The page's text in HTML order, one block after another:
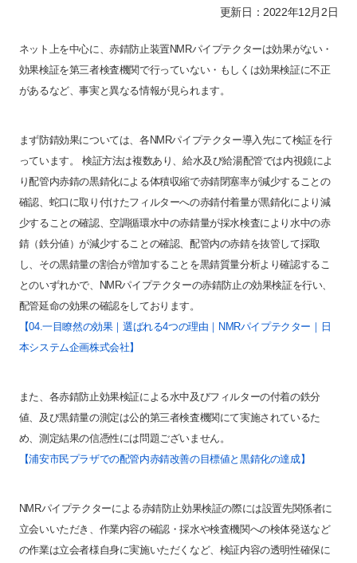
更新日：2022年12月2日
ネット上を中心に、赤錆防止装置NMRパイプテクターは効果がない・
効果検証を第三者検査機関で行っていない・もしくは効果検証に不正
があるなど、事実と異なる情報が見られます。
まず防錆効果については、各NMRパイプテクター導入先にて検証を行
っています。 検証方法は複数あり、給水及び給湯配管では内視鏡によ
り配管内赤錆の黒錆化による体積収縮で赤錆閉塞率が減少することの
確認、蛇口に取り付けたフィルターへの赤錆付着量が黒錆化により減
少することの確認、空調循環水中の赤錆量が採水検査により水中の赤
錆（鉄分値）が減少することの確認、配管内の赤錆を抜管して採取
し、その黒錆量の割合が増加することを黒錆質量分析より確認するこ
とのいずれかで、NMRパイプテクターの赤錆防止の効果検証を行い、
配管延命の効果の確認をしております。
【04.一目瞭然の効果｜選ばれる4つの理由｜NMRパイプテクター｜日
本システム企画株式会社】
また、各赤錆防止効果検証による水中及びフィルターの付着の鉄分
値、及び黒錆量の測定は公的第三者検査機関にて実施されているた
め、測定結果の信憑性には問題ございません。
【浦安市民プラザでの配管内赤錆改善の目標値と黒錆化の達成】
NMRパイプテクターによる赤錆防止効果検証の際には設置先関係者に
立会いいただき、作業内容の確認・採水や検査機関への検体発送など
の作業は立会者様自身に実施いただくなど、検証内容の透明性確保に